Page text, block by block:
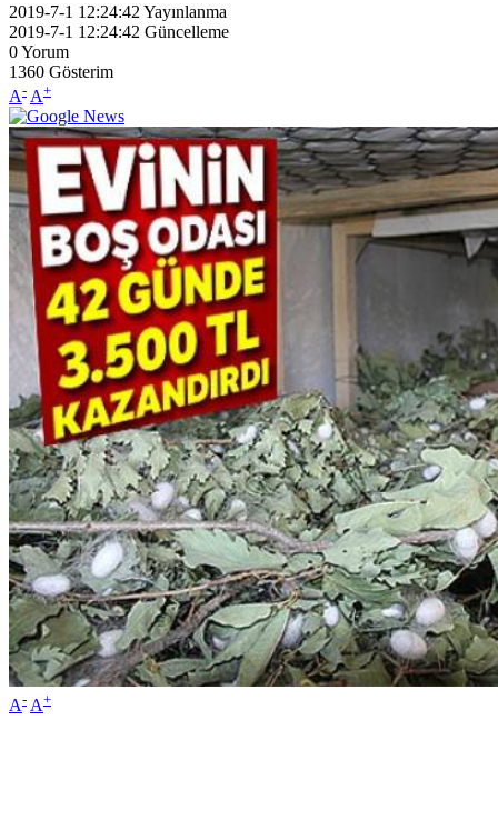
2019-7-1 12:24:42 Yayınlanma
2019-7-1 12:24:42 Güncelleme
0Yorum
1360 Gösterim
A- A+
A- A+